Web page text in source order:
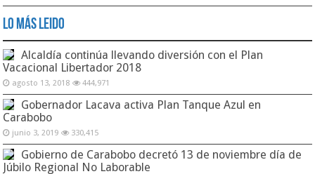
Lo Más Leido
Alcaldía continúa llevando diversión con el Plan
Vacacional Libertador 2018
agosto 13, 2018 444,971
Gobernador Lacava activa Plan Tanque Azul en
Carabobo
junio 3, 2019 330,415
Gobierno de Carabobo decretó 13 de noviembre día de
Júbilo Regional No Laborable